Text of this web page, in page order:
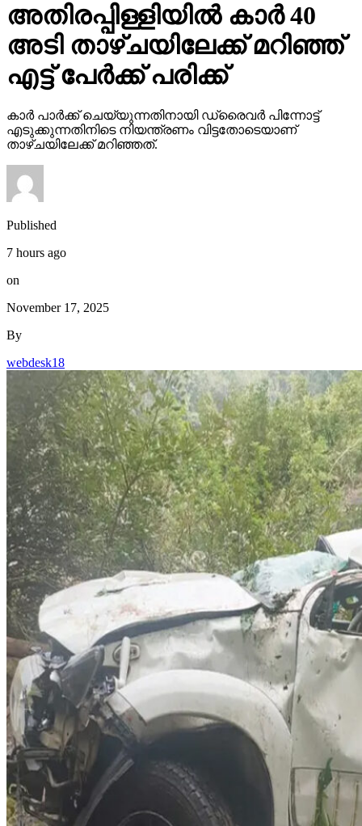
അതിരപ്പിള്ളിയില്‍ കാര്‍ 40
അടി താഴ്ചയിലേക്ക് മറിഞ്ഞ്
എട്ട് പേര്‍ക്ക് പരിക്ക്
കാര്‍ പാര്‍ക്ക് ചെയ്യുന്നതിനായി ഡ്രൈവര്‍ പിന്നോട്ട്
എടുക്കുന്നതിനിടെ നിയന്ത്രണം വിട്ടതോടെയാണ്
താഴ്ചയിലേക്ക് മറിഞ്ഞത്.
Published
7 hours ago
on
November 17, 2025
By
webdesk18